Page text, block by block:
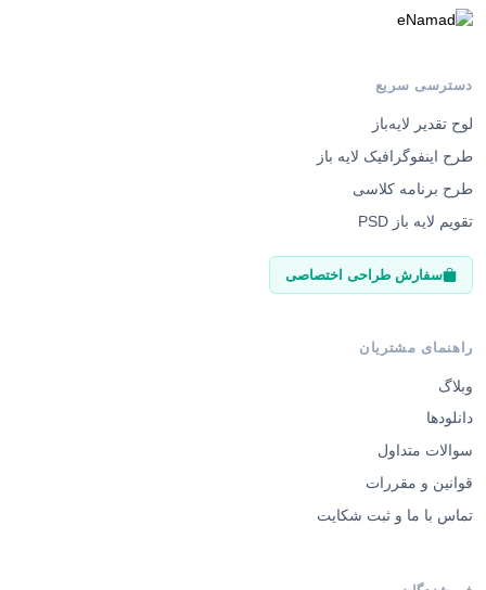
دسترسی سریع
لوح تقدیر لایه‌باز
طرح اینفوگرافیک لایه باز
طرح برنامه کلاسی
تقویم لایه باز PSD
سفارش طراحی اختصاصی
راهنمای مشتریان
وبلاگ
دانلودها
سوالات متداول
قوانین و مقررات
تماس با ما و ثبت شکایت